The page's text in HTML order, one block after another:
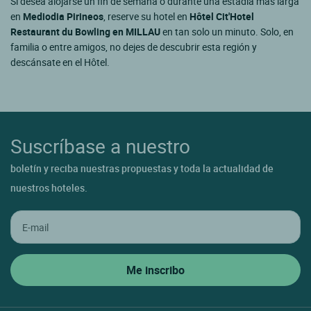
en Mediodia Pirineos, reserve su hotel en Hôtel Cit'Hotel
Restaurant du Bowling en MILLAUen tan solo un minuto. Solo, en
familia o entre amigos, no dejes de descubrir esta región y
descánsate en el Hôtel.
Suscríbase a nuestro
boletín y reciba nuestras propuestas y toda la actualidad de
nuestros hoteles.